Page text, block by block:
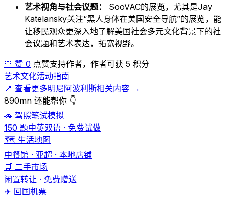
艺术视角与社会议题：
SooVAC的展览，尤其是Jay
Katelansky关注“黑人身体在美国安全导航”的展览，能
让移民观众更深入地了解美国社会多元文化背景下的社
会议题和艺术表达，拓宽视野。
🤍 赞 0 点赞支持作者，作者可获 5 积分
艺术文化活动指南
📍 查看更多明尼阿波利斯相关内容 →
890mn 还能帮你 👇
🚗 驾照笔试模拟
150 题中英双语 · 免费试做
🗺️ 生活地图
中餐馆 · 亚超 · 本地店铺
🛒 二手市场
闲置转让 · 免费赠送
✈️ 回国机票